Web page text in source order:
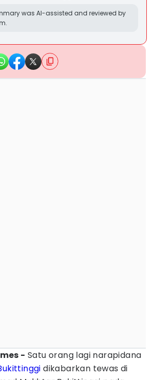
was AI-assisted and reviewed by
- Satu orang lagi narapidana
dikabarkan tewas di